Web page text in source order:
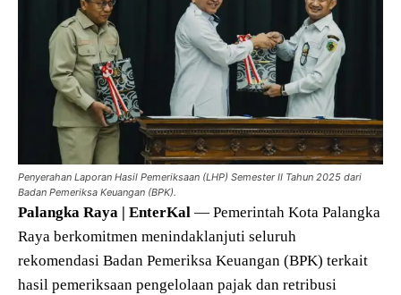
Penyerahan Laporan Hasil Pemeriksaan (LHP) Semester II Tahun 2025 dari
Badan Pemeriksa Keuangan (BPK).
Palangka Raya | EnterKal — Pemerintah Kota Palangka
Raya berkomitmen menindaklanjuti seluruh
rekomendasi Badan Pemeriksa Keuangan (BPK) terkait
hasil pemeriksaan pengelolaan pajak dan retribusi